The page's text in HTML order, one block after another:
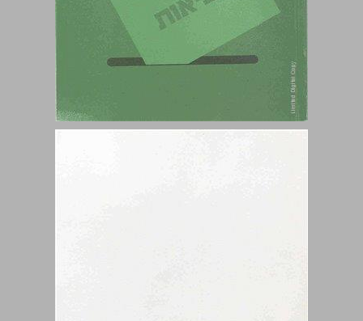
עדתיות פוליטית - דימוי מול מציאות ... 0